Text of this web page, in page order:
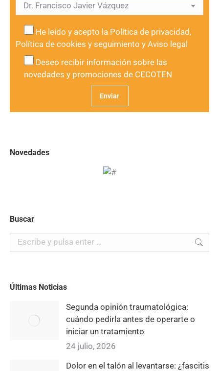
He leído y acepto la Política de privacidad,
Política de cookies y seguimiento y Aviso legal
Deseo recibir información sobre las
novedades y promociones de CECOTEN
Novedades
Buscar
Buscar:
Últimas Noticias
Segunda opinión traumatológica:
cuándo pedirla antes de operarte o
iniciar un tratamiento
24 julio, 2026
Dolor en el talón al levantarse: ¿fascitis